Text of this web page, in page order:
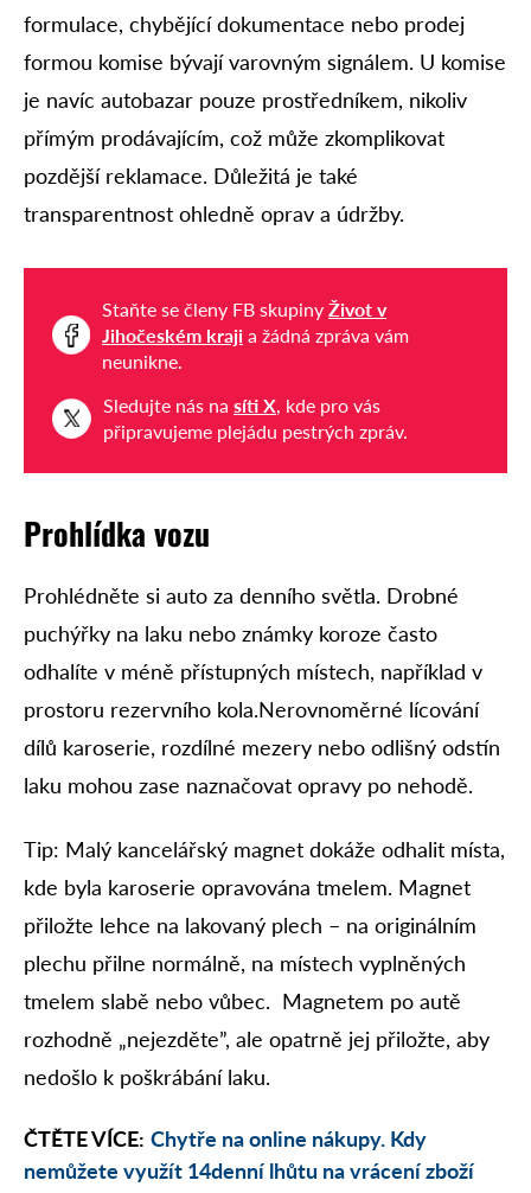
formulace, chybějící dokumentace nebo prodej
formou komise bývají varovným signálem. U komise
je navíc autobazar pouze prostředníkem, nikoliv
přímým prodávajícím, což může zkomplikovat
pozdější reklamace. Důležitá je také
transparentnost ohledně oprav a údržby.
Staňte se členy FB skupiny Život v
Jihočeském kraji a žádná zpráva vám
neunikne.
Sledujte nás na síti X, kde pro vás
připravujeme plejádu pestrých zpráv.
Prohlídka vozu
Prohlédněte si auto za denního světla. Drobné
puchýřky na laku nebo známky koroze často
odhalíte v méně přístupných místech, například v
prostoru rezervního kola.Nerovnoměrné lícování
dílů karoserie, rozdílné mezery nebo odlišný odstín
laku mohou zase naznačovat opravy po nehodě.
Tip: Malý kancelářský magnet dokáže odhalit místa,
kde byla karoserie opravována tmelem. Magnet
přiložte lehce na lakovaný plech – na originálním
plechu přilne normálně, na místech vyplněných
tmelem slabě nebo vůbec. Magnetem po autě
rozhodně „nejezděte”, ale opatrně jej přiložte, aby
nedošlo k poškrábání laku.
ČTĚTE VÍCE: Chytře na online nákupy. Kdy
nemůžete využít 14denní lhůtu na vrácení zboží